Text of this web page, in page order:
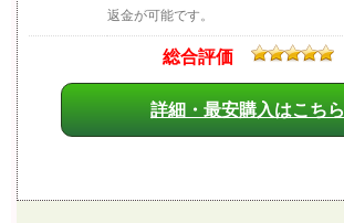
返金が可能です。
総合評価
詳細・最安購入はこちら